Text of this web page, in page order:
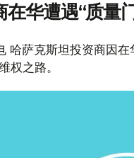
华遭遇“质量
哈萨克斯坦投资商因
权之路。